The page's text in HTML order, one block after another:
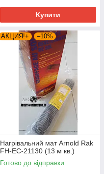
Купити
АКЦИЯ!+ –10%
Нагрівальний мат Arnold Rak
FH-EC-21130 (13 м кв.)
Готово до відправки